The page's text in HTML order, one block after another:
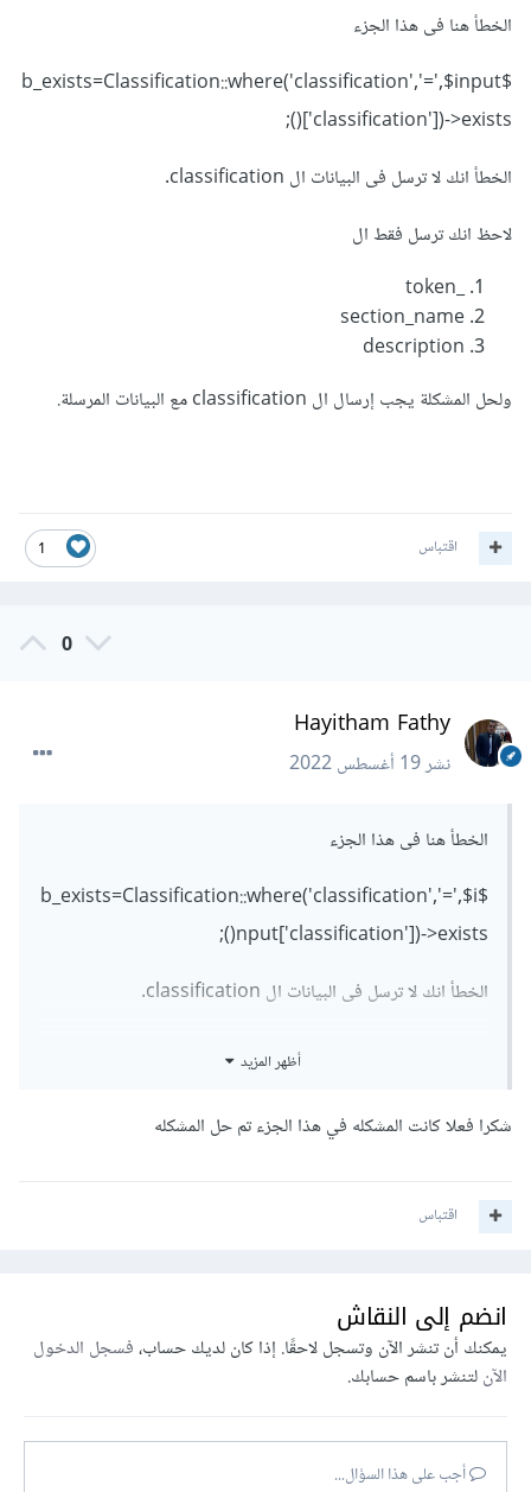
الخطأ هنا فى هذا الجزء
$b_exists=Classification::where('classification','=',$input
['classification'])->exists();
الخطأ انك لا ترسل فى البيانات ال classification.
لاحظ انك ترسل فقط ال
_token
section_name
description
ولحل المشكلة يجب إرسال ال classification مع البيانات المرسلة.
1 اقتباس
0
Hayitham Fathy
نشر19 أغسطس 2022
الخطأ هنا فى هذا الجزء
$b_exists=Classification::where('classification','=',$i
nput['classification'])->exists();
الخطأ انك لا ترسل فى البيانات ال classification.
section_name
أظهر المزيد
شكرا فعلا كانت المشكله في هذا الجزء تم حل المشكله
اقتباس
انضم إلى النقاش
يمكنك أن تنشر الآن وتسجل لاحقًا. إذا كان لديك حساب،فسجل الدخول
الآنلتنشر باسم حسابك.
أجب على هذا السؤال...